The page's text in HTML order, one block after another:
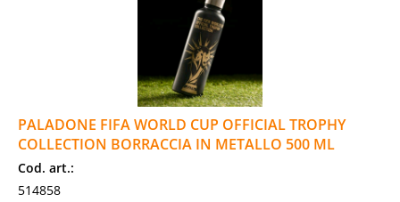
PALADONE FIFA WORLD CUP OFFICIAL TROPHY
COLLECTION BORRACCIA IN METALLO 500 ML
Cod. art.:
514858